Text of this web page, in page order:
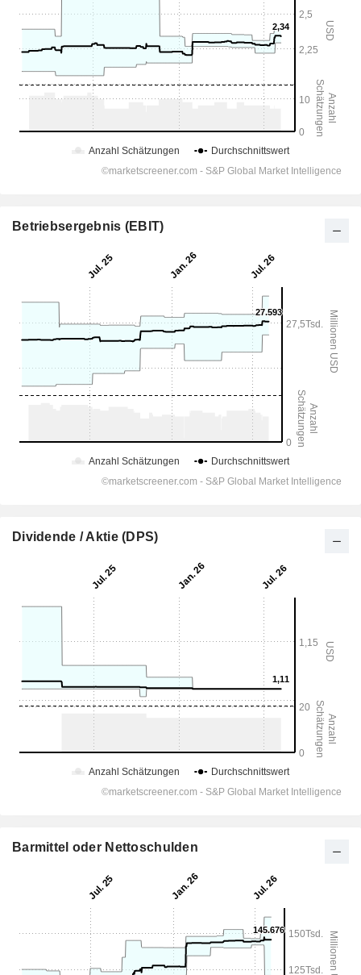
Betriebsergebnis (EBIT)
Dividende / Aktie (DPS)
Barmittel oder Nettoschulden